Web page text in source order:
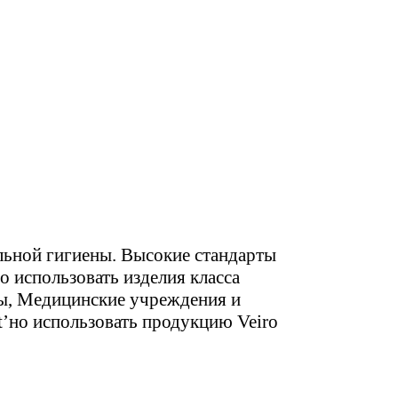
гигиены. Высокие стандарты
изделия класса
Медицинские учреждения и
использовать продукцию Veiro